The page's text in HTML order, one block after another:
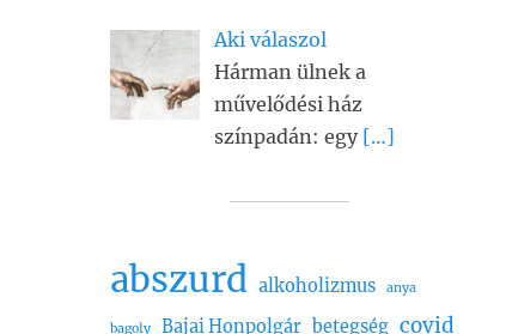
Aki válaszol
Hárman ülnek a
művelődési ház
színpadán: egy […]
abszurd alkoholizmus anya
bagoly Bajai Honpolgár betegség covid